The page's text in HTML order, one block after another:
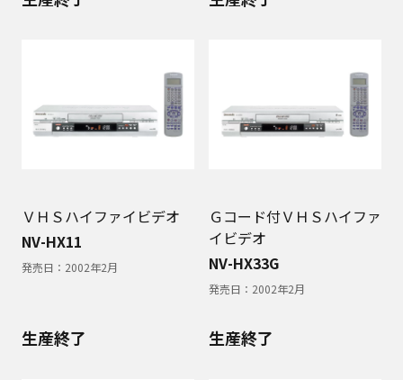
ＶＨＳハイファイビデオ
NV-HX11
発売日： 2002年2月
Ｇコード付ＶＨＳハイファ
イビデオ
NV-HX33G
発売日： 2002年2月
生産終了 生産終了